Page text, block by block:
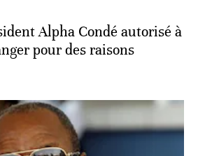
Alpha Condé autorisé à
pour des raisons